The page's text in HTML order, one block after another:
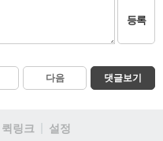
등록
다음 댓글보기
퀵링크
설정